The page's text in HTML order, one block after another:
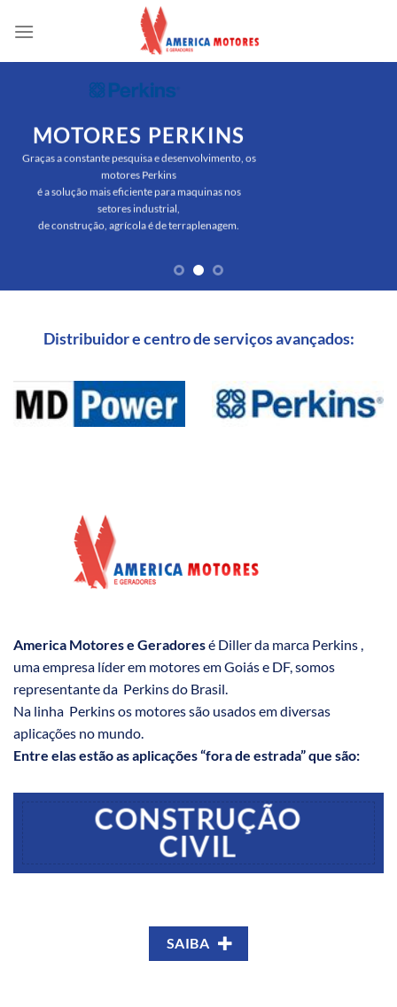
MOTORES PERKINS
Graças a constante pesquisa e desenvolvimento, os
motores Perkins
é a solução mais eficiente para maquinas nos
setores industrial,
de construção, agrícola é de terraplenagem.
Distribuidor e centro de serviços avançados:
America Motores e Geradoresé Diller da marca Perkins ,
uma empresa líder em motores em Goiás e DF, somos
representante da Perkins do Brasil.
Na linha Perkins os motores são usados em diversas
aplicações no mundo.
Entre elas estão as aplicações “fora de estrada” que são:
CONSTRUÇÃO
CIVIL
SAIBA